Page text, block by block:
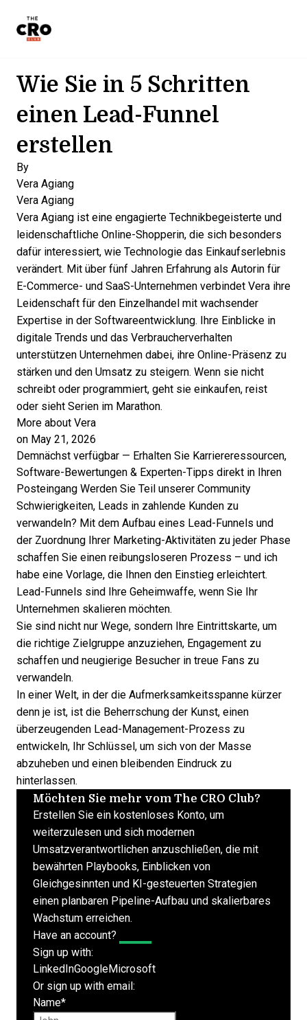
Wie Sie in 5 Schritten
einen Lead-Funnel
erstellen
By
Vera Agiang
Vera Agiang
Vera Agiang ist eine engagierte Technikbegeisterte und
leidenschaftliche Online-Shopperin, die sich besonders
dafür interessiert, wie Technologie das Einkaufserlebnis
verändert. Mit über fünf Jahren Erfahrung als Autorin für
E-Commerce- und SaaS-Unternehmen verbindet Vera ihre
Leidenschaft für den Einzelhandel mit wachsender
Expertise in der Softwareentwicklung. Ihre Einblicke in
digitale Trends und das Verbraucherverhalten
unterstützen Unternehmen dabei, ihre Online-Präsenz zu
stärken und den Umsatz zu steigern. Wenn sie nicht
schreibt oder programmiert, geht sie einkaufen, reist
oder sieht Serien im Marathon.
More about Vera
on May 21, 2026
Demnächst verfügbar — Erhalten Sie Karriereressourcen,
Software-Bewertungen & Experten-Tipps direkt in Ihren
Posteingang Werden Sie Teil unserer Community
Schwierigkeiten, Leads in zahlende Kunden zu
verwandeln? Mit dem Aufbau eines Lead-Funnels und
der Zuordnung Ihrer Marketing-Aktivitäten zu jeder Phase
schaffen Sie einen reibungsloseren Prozess – und ich
habe eine Vorlage, die Ihnen den Einstieg erleichtert.
Lead-Funnels sind Ihre Geheimwaffe, wenn Sie Ihr
Unternehmen skalieren möchten.
Sie sind nicht nur Wege, sondern Ihre Eintrittskarte, um
die richtige Zielgruppe anzuziehen, Engagement zu
schaffen und neugierige Besucher in treue Fans zu
verwandeln.
In einer Welt, in der die Aufmerksamkeitsspanne kürzer
denn je ist, ist die Beherrschung der Kunst, einen
überzeugenden Lead-Management-Prozess zu
entwickeln, Ihr Schlüssel, um sich von der Masse
abzuheben und einen bleibenden Eindruck zu
hinterlassen.
Möchten Sie mehr vom The CRO Club?
Erstellen Sie ein kostenloses Konto, um
weiterzulesen und sich modernen
Umsatzverantwortlichen anzuschließen, die mit
bewährten Playbooks, Einblicken von
Gleichgesinnten und KI-gesteuerten Strategien
einen planbaren Pipeline-Aufbau und skalierbares
Wachstum erreichen.
Have an account?
Sign up with:
LinkedInGoogleMicrosoft
Or sign up with email:
Name*